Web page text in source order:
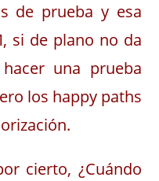
de prueba y esa
si de plano no da
una prueba
los happy paths
cierto, ¿Cuándo